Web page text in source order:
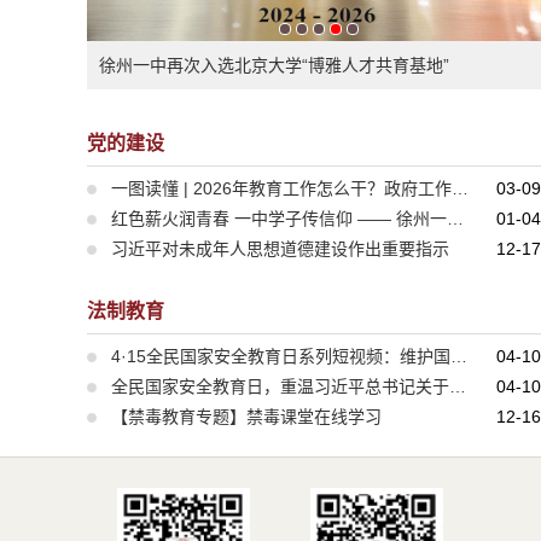
徐州一中再次入选北京大学“博雅人才共育基地”
党的建设
03-09
01-04
习近平对未成年人思想道德建设作出重要指示
12-17
法制教育
04-10
04-10
【禁毒教育专题】禁毒课堂在线学习
12-16